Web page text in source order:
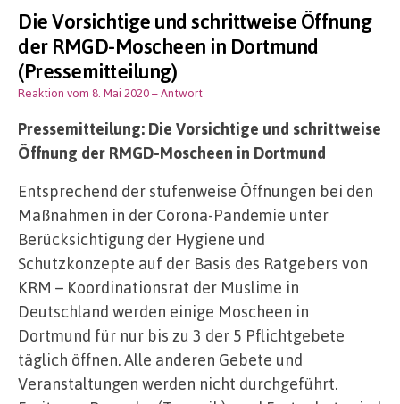
Die Vorsichtige und schrittweise Öffnung
der RMGD-Moscheen in Dortmund
(Pressemitteilung)
Reaktion vom 8. Mai 2020– Antwort
Pressemitteilung: Die Vorsichtige und schrittweise
Öffnung der RMGD-Moscheen in Dortmund
Entsprechend der stufenweise Öffnungen bei den
Maßnahmen in der Corona-Pandemie unter
Berücksichtigung der Hygiene und
Schutzkonzepte auf der Basis des Ratgebers von
KRM – Koordinationsrat der Muslime in
Deutschland werden einige Moscheen in
Dortmund für nur bis zu 3 der 5 Pflichtgebete
täglich öffnen. Alle anderen Gebete und
Veranstaltungen werden nicht durchgeführt.